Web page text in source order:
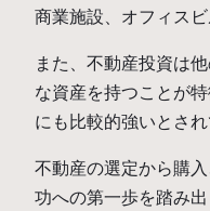
商業施設、オフィスビ
また、不動産投資は
な資産を持つことが
にも比較的強いとされ
不動産の選定から購
功への第一歩を踏み出